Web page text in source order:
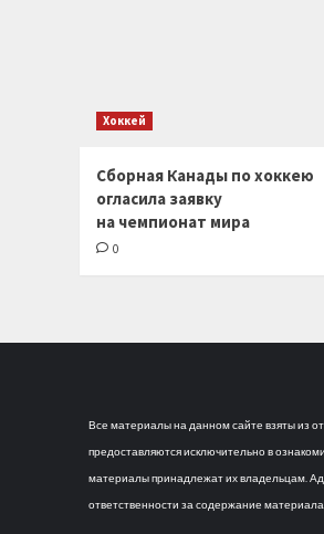
Хоккей
Сборная Канады по хоккею
огласила заявку
на чемпионат мира
0
Все материалы на данном сайте взяты из
предоставляются исключительно в
материалы принадлежат их владельцам.
ответственности за содержание материала